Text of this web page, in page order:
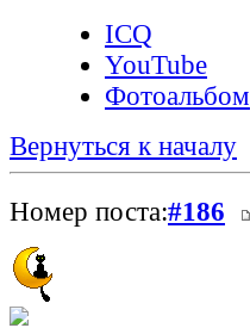
ICQ
YouTube
Фотоальбом
Вернуться к началу
Номер поста:#186